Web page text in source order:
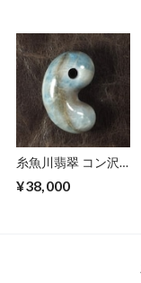
糸魚川翡翠 コン沢
ま 勾玉 19.6g
¥38,000